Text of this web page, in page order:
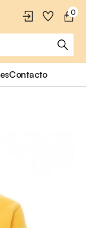
0
Contacto